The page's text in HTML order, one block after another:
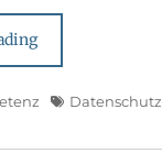
TagsDatenschutz